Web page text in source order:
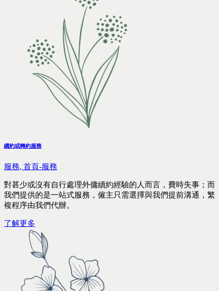
續約或轉約服務
服務, 首頁-服務
對甚少或沒有自行處理外傭續約經驗的人而言，費時失事；而
我們提供的是一站式服務，僱主只需選擇與我們提前溝通，繁
複程序由我們代辦。
了解更多